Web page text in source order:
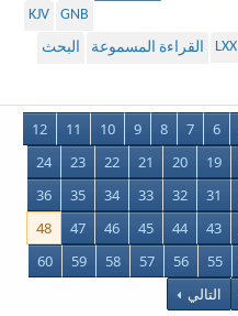
GNB
KJV
LXX القراءة المسموعة
البحث
6
7
8
9
10
11
12
19
20
21
22
23
24
31
32
33
34
35
36
43
44
45
46
47
48
55
56
57
58
59
60
التالي